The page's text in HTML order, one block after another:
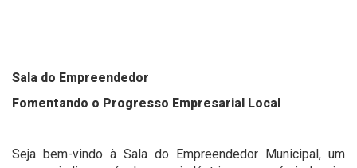
Sala do Empreendedor
Fomentando o Progresso Empresarial Local
Seja bem-vindo à Sala do Empreendedor Municipal, um